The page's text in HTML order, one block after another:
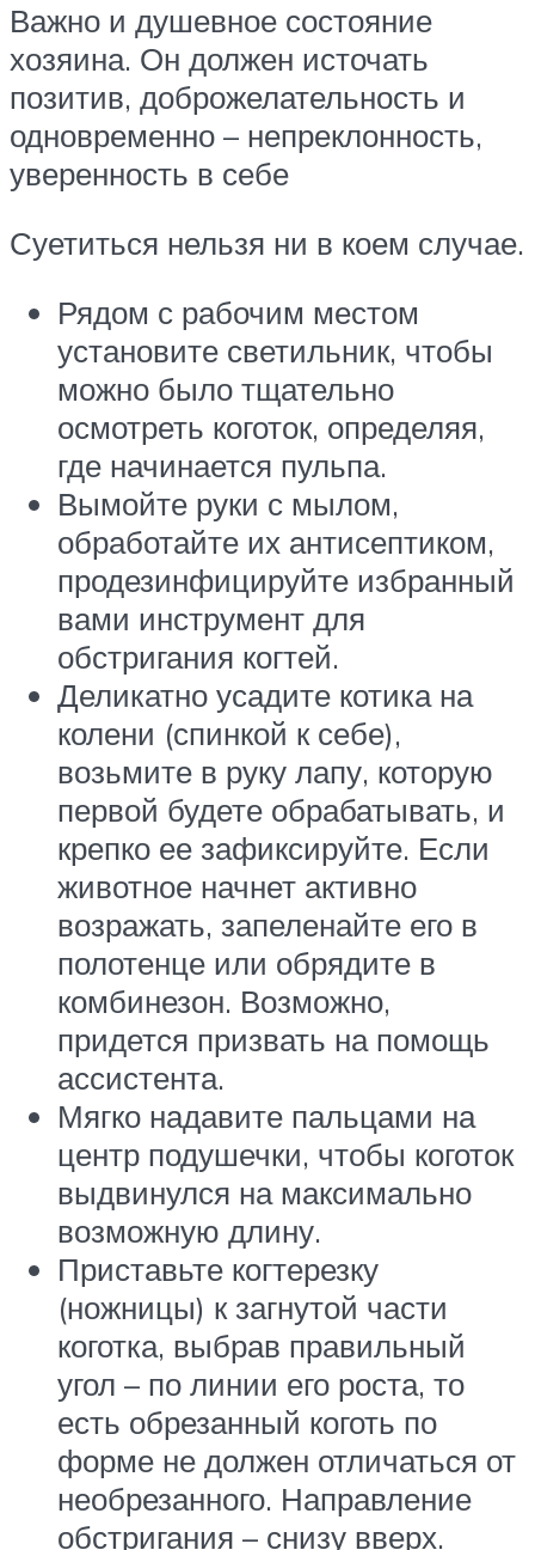
Важно и душевное состояние
хозяина. Он должен источать
позитив, доброжелательность и
одновременно – непреклонность,
уверенность в себе
Суетиться нельзя ни в коем случае.
Рядом с рабочим местом
установите светильник, чтобы
можно было тщательно
осмотреть коготок, определяя,
где начинается пульпа.
Вымойте руки с мылом,
обработайте их антисептиком,
продезинфицируйте избранный
вами инструмент для
обстригания когтей.
Деликатно усадите котика на
колени (спинкой к себе),
возьмите в руку лапу, которую
первой будете обрабатывать, и
крепко ее зафиксируйте. Если
животное начнет активно
возражать, запеленайте его в
полотенце или обрядите в
комбинезон. Возможно,
придется призвать на помощь
ассистента.
Мягко надавите пальцами на
центр подушечки, чтобы коготок
выдвинулся на максимально
возможную длину.
Приставьте когтерезку
(ножницы) к загнутой части
коготка, выбрав правильный
угол – по линии его роста, то
есть обрезанный коготь по
форме не должен отличаться от
необрезанного. Направление
обстригания – снизу вверх.